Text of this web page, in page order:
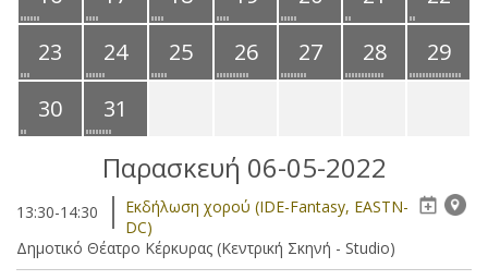
23
24 25 26 27 28
29
30
31
Παρασκευή 06-05-2022
13:30-14:30
Eκδήλωση χορού (IDE-Fantasy, EASTN-
DC)
Δημοτικό Θέατρο Κέρκυρας (Κεντρική Σκηνή - Studio)